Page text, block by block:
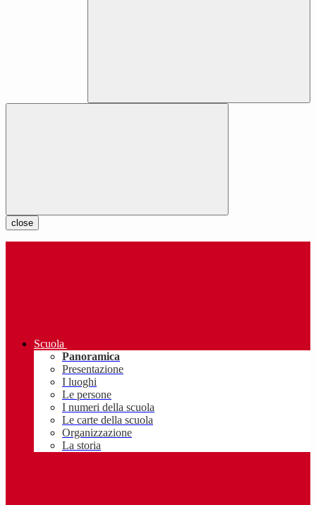
close
Scuola
Panoramica
Presentazione
I luoghi
Le persone
I numeri della scuola
Le carte della scuola
Organizzazione
La storia